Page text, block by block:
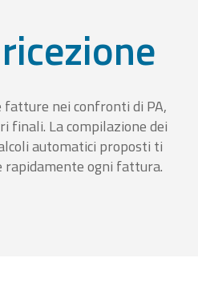
fatture nei confronti di PA,
finali. La compilazione dei
automatici proposti ti
ogni fattura.